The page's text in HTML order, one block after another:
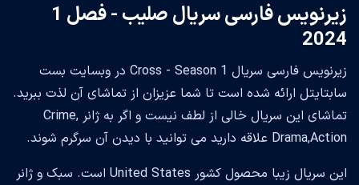
زیرنویس فارسی سریال صلیب - فصل 1
2024
زیرنویس فارسی سریال Cross - Season 1 در وبسایت بست
سابتایتل ارائه شده است تا شما عزیزان از تماشای آن لذت ببرید.
تماشای این سریال خالی از لطف نیست و اگر به ژانر Crime,
Drama,Action علاقه دارید می توانید با دیدن آن سرگرم شوند.
این سریال زیبا محصول کشور United States است. سبک و ژانر